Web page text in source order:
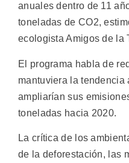
anuales dentro de 11
toneladas de CO2,
ecologista Amigos de la
El programa habla de
mantuviera la tendencia
ampliarían sus
toneladas hacia 2020.
La crítica de los
de la deforestación, las